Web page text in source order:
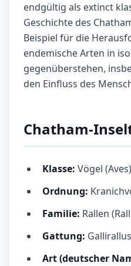
endgültig als extinct
Geschichte des
Beispiel für die
endemische Arten in
gegenüberstehen,
den Einfluss des
Chatham-
Klasse: Vögel (Aves)
Ordnung:
Familie: Rallen
Gattung: Gallirallus
Art (deutscher